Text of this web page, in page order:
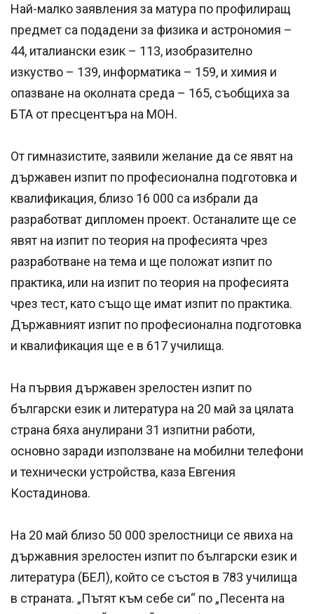
Най-малко заявления за матура по профилиращ
предмет са подадени за физика и астрономия –
44, италиански език – 113, изобразително
изкуство – 139, информатика – 159, и химия и
опазване на околната среда – 165, съобщиха за
БТА от пресцентъра на МОН.
От гимназистите, заявили желание да се явят на
държавен изпит по професионална подготовка и
квалификация, близо 16 000 са избрали да
разработват дипломен проект. Останалите ще се
явят на изпит по теория на професията чрез
разработване на тема и ще положат изпит по
практика, или на изпит по теория на професията
чрез тест, като също ще имат изпит по практика.
Държавният изпит по професионална подготовка
и квалификация ще е в 617 училища.
На първия държавен зрелостен изпит по
български език и литература на 20 май за цялата
страна бяха анулирани 31 изпитни работи,
основно заради използване на мобилни телефони
и технически устройства, каза Евгения
Костадинова.
На 20 май близо 50 000 зрелостници се явиха на
държавния зрелостен изпит по български език и
литература (БЕЛ), който се състоя в 783 училища
в страната. „Пътят към себе си“ по „Песента на